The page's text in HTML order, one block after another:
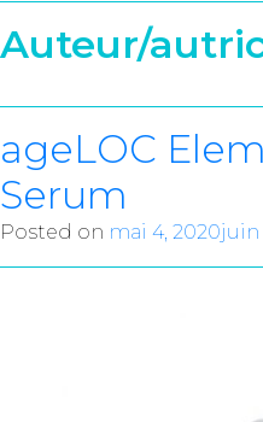
Auteur/
ageLOC
Serum
Posted on mai 4, 2020juin